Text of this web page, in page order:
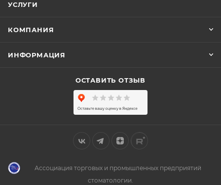
УСЛУГИ
КОМПАНИЯ
ИНФОРМАЦИЯ
ОСТАВИТЬ ОТЗЫВ
Ассоциация торговых и промышленных предприятий
стоматологии.